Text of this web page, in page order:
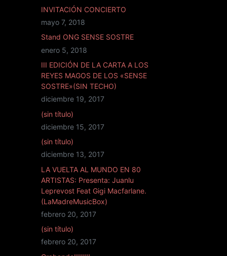
INVITACIÓN CONCIERTO
mayo 7, 2018
Stand ONG SENSE SOSTRE
enero 5, 2018
III EDICIÓN DE LA CARTA A LOS
REYES MAGOS DE LOS «SENSE
SOSTRE»(SIN TECHO)
diciembre 19, 2017
(sin título)
diciembre 15, 2017
(sin título)
diciembre 13, 2017
LA VUELTA AL MUNDO EN 80
ARTISTAS: Presenta: Juanlu
Leprevost Feat Gigi Macfarlane.
(LaMadreMusicBox)
febrero 20, 2017
(sin título)
febrero 20, 2017